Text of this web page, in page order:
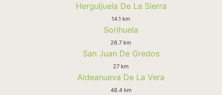
Herguijuela De La Sierra
14.1 km
Sorihuela
26.7 km
San Juan De Gredos
27 km
Aldeanueva De La Vera
48.4 km